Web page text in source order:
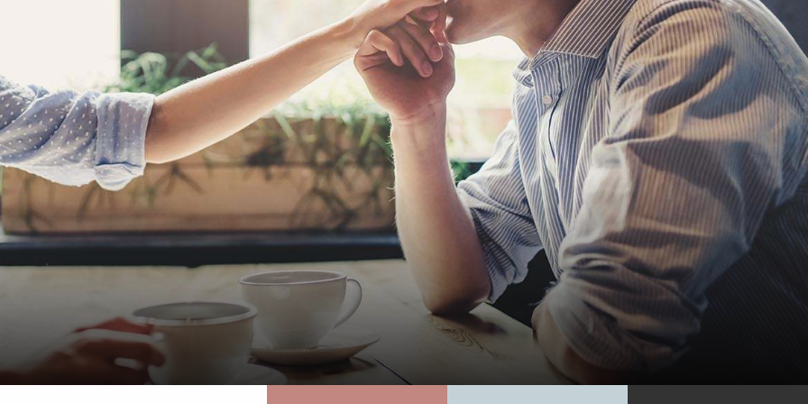
Art| FREIZEIT
Zeitschriften | Tabakwaren |
| Spielwaren | Reisegepäck
LebensArt| HOME
Schreibwaren | Elektro | Heimtex |
Wolle | Haushaltswaren
Lebens Art| GARTEN
Blumen | Grills | Gartenbedarf